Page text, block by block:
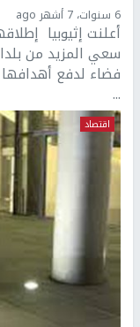
6 سنوات، 7 أشهر ago
أعلنت إثيوبيا
سعي المزيد من
فضاء لدفع أهدافها
...
اقتصاد